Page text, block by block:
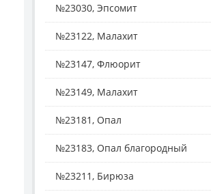
№23030, Эпсомит
№23122, Малахит
№23147, Флюорит
№23149, Малахит
№23181, Опал
№23183, Опал благородный
№23211, Бирюза